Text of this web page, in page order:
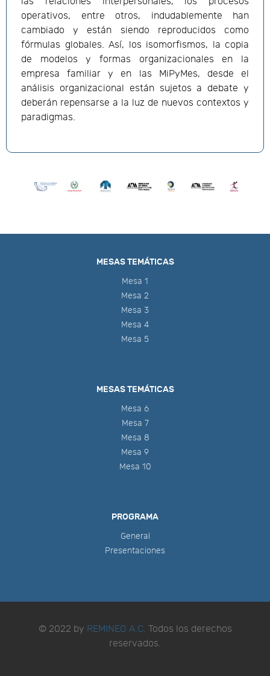
operativos, entre otros, indudablemente han
cambiado y están siendo reproducidos como
fórmulas globales. Así, los isomorfismos, la copia
de modelos y formas organizacionales en la
empresa familiar y en las MiPyMes, desde el
análisis organizacional están sujetos a debate y
deberán repensarse a la luz de nuevos contextos y
paradigmas.
MESAS TEMÁTICAS
Mesa 1
Mesa 2
Mesa 3
Mesa 4
Mesa 5
MESAS TEMÁTICAS
Mesa 6
Mesa 7
Mesa 8
Mesa 9
Mesa 10
PROGRAMA
General
Presentaciones
© 2022 by REMINEO A.C. Todos los derechos
reservados.